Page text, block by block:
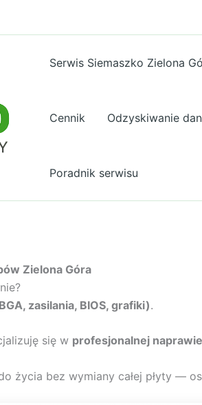
Serwis Siemaszko Zielona
Cennik Odzyskiwanie
Poradnik serwisu
Zielona Góra
zasilania, BIOS, grafiki).
się w profesjonalnej
życia bez wymiany całej płyty —